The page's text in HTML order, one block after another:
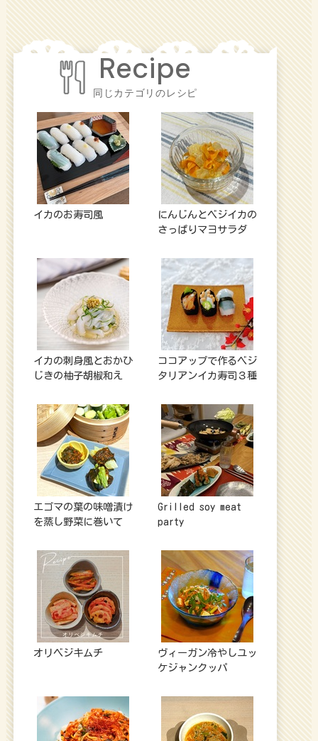
同じカテゴリのレシピ
イカのお寿司風
にんじんとベジイカの
さっぱりマヨサラダ
イカの刺身風とおかひ
じきの柚子胡椒和え
ココアップで作るベジ
タリアンイカ寿司３種
エゴマの葉の味噌漬け
を蒸し野菜に巻いて
Grilled soy meat
party
オリベジキムチ
ヴィーガン冷やしユッ
ケジャンクッパ